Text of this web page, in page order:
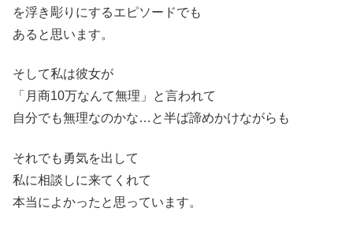
を浮き彫りにするエピソードでも
あると思います。
そして私は彼女が
「月商10万なんて無理」と言われて
自分でも無理なのかな…と半ば諦めかけながらも
それでも勇気を出して
私に相談しに来てくれて
本当によかったと思っています。